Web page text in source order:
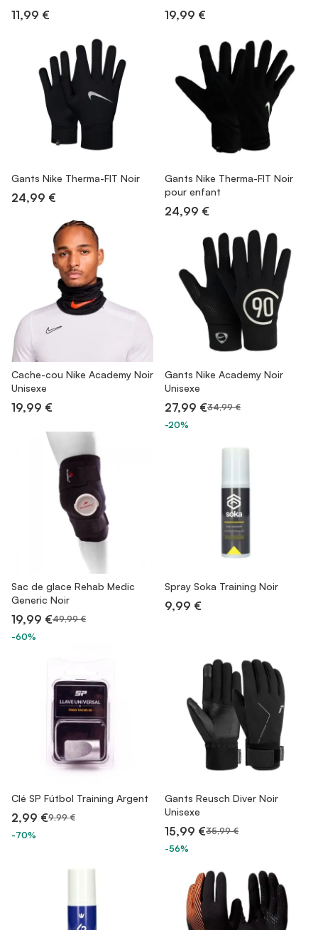
11,99 € 19,99 €
Gants Nike Therma-FIT Noir
24,99 €
Gants Nike Therma-FIT Noir
pour enfant
24,99 €
Cache-cou Nike Academy Noir
Unisexe
19,99 €
Gants Nike Academy Noir
Unisexe
27,99 €34,99 €
-20%
Sac de glace Rehab Medic
Generic Noir
19,99 €49,99 €
-60%
Spray Soka Training Noir
9,99 €
Clé SP Fútbol Training Argent
2,99 €9,99 €
-70%
Gants Reusch Diver Noir
Unisexe
15,99 €35,99 €
-56%